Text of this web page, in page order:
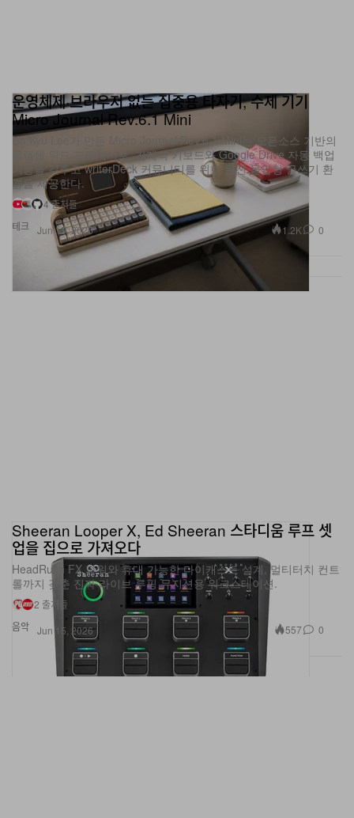
테크
운영체제·브라우저 없는 집중용 타자기, 수제 기기
Micro Journal Rev.6.1 Mini
Un Kyu Lee가 만든 Micro Journal Rev.6.1 Mini는 오픈소스 기반의
클램셸 워드 프로세서로, 기계식 키보드와 Google Drive 자동 백업
기능을 갖추고 writerDeck 커뮤니티를 위한 완전 몰입형 글쓰기 환
경을 제공한다.
4 출처들
Jun 15, 2026
1.2K 0
음악
Sheeran Looper X, Ed Sheeran 스타디움 루프 셋
업을 집으로 가져오다
HeadRush FX 파워와 휴대 가능한 다이캐스트 설계, 멀티터치 컨트
롤까지 갖춘 진짜 라이브 루핑 뮤지션용 워크스테이션.
2 출처들
Jun 15, 2026
557 0